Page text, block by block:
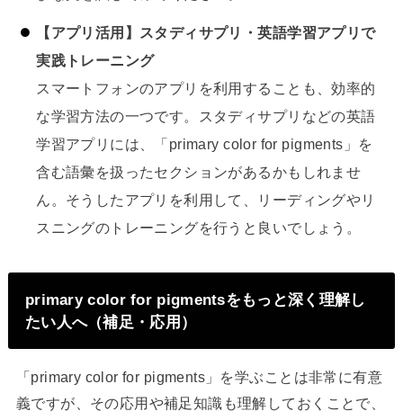
【アプリ活用】スタディサプリ・英語学習アプリで
実践トレーニング
スマートフォンのアプリを利用することも、効率的
な学習方法の一つです。スタディサプリなどの英語
学習アプリには、「primary color for pigments」を
含む語彙を扱ったセクションがあるかもしれませ
ん。そうしたアプリを利用して、リーディングやリ
スニングのトレーニングを行うと良いでしょう。
primary color for pigmentsをもっと深く理解し
たい人へ（補足・応用）
「primary color for pigments」を学ぶことは非常に有意
義ですが、その応用や補足知識も理解しておくことで、